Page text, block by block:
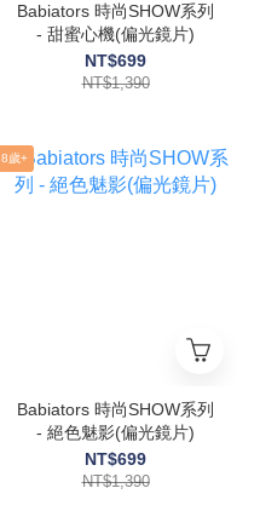
Babiators 時尚SHOW系列
- 甜蜜心機(偏光鏡片)
NT$699
NT$1,390
8歲+
Babiators 時尚SHOW系列
- 絕色魅影(偏光鏡片)
NT$699
NT$1,390